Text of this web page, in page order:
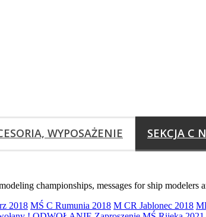
WYPOSAŻENIE SEKCJA C
championships, messages for ship
2018 MŚ C Rumunia 2018 M CR Jablonec 2018